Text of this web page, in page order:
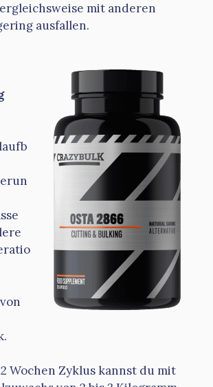
mit anderen
ausfallen.
Wochen Zyklus kannst du mit